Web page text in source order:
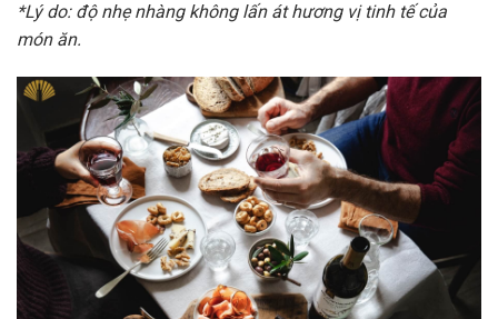
*Lý do: độ nhẹ nhàng không lấn át hương vị tinh tế của
món ăn.